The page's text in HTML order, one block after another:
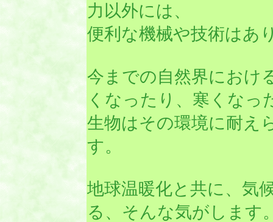
力以外には、
便利な機械や技術はあ
今までの自然界におけ
くなったり、寒くなっ
生物はその環境に耐え
す。
地球温暖化と共に、気
る、そんな気がします